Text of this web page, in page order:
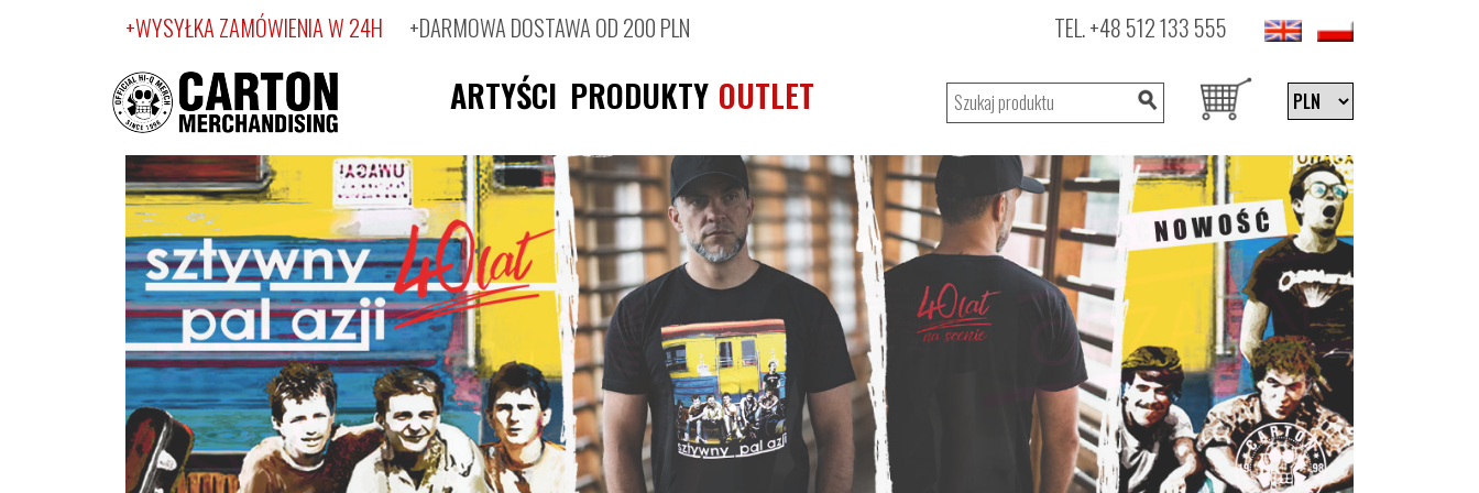
+WYSYŁKA ZAMÓWIENIA W 24H +DARMOWA DOSTAWA OD 200 PLN TEL.+48 512 133 555
ARTYŚCI PRODUKTY OUTLET